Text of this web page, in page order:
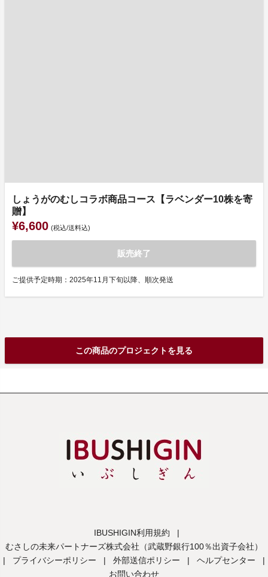
しょうがのむしコラボ商品コース【ラベンダー10株を寄
贈】
¥6,600 (税込/送料込)
販売終了
ご提供予定時期：2025年11月下旬以降、順次発送
この商品のプロジェクトを見る
IBUSHIGIN利用規約
|
むさしの未来パートナーズ株式会社（武蔵野銀行100％出資子会社）
|
プライバシーポリシー | 外部送信ポリシー | ヘルプセンター
|
お問い合わせ